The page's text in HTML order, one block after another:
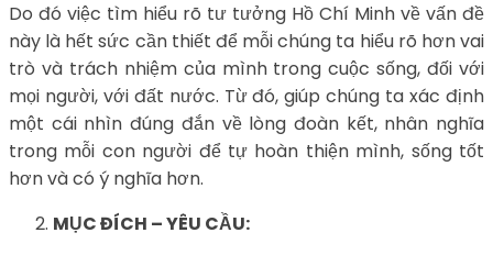
Do đó việc tìm hiểu rõ tư tưởng Hồ Chí Minh về vấn đề
này là hết sức cần thiết để mỗi chúng ta hiểu rõ hơn vai
trò và trách nhiệm của mình trong cuộc sống, đối với
mọi người, với đất nước. Từ đó, giúp chúng ta xác định
một cái nhìn đúng đắn về lòng đoàn kết, nhân nghĩa
trong mỗi con người để tự hoàn thiện mình, sống tốt
hơn và có ý nghĩa hơn.
MỤC ĐÍCH – YÊU CẦU: